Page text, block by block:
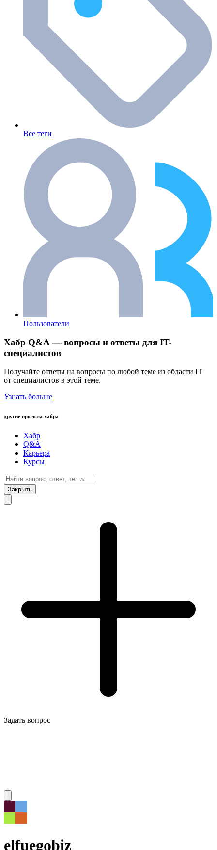
Все теги
Пользователи
Хабр Q&A — вопросы и ответы для IT-
специалистов
Получайте ответы на вопросы по любой теме из области IT
от специалистов в этой теме.
Узнать больше
другие проекты хабра
Хабр
Q&A
Карьера
Курсы
Закрыть
Задать вопрос
elfuegobiz